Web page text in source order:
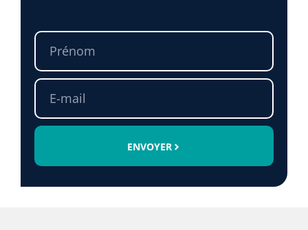
ENVOYER